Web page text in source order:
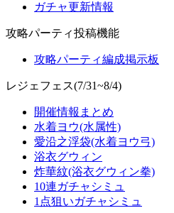
ガチャ更新情報
攻略パーティ投稿機能
攻略パーティ編成掲示板
レジェフェス(7/31~8/4)
開催情報まとめ
水着ヨウ(水属性)
愛沿之浮袋(水着ヨウ弓)
浴衣グウィン
炸華紋(浴衣グウィン拳)
10連ガチャシミュ
1点狙いガチャシミュ